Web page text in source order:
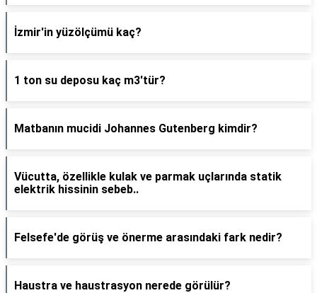
İzmir'in yüzölçümü kaç?
1 ton su deposu kaç m3'tür?
Matbanın mucidi Johannes Gutenberg kimdir?
Vücutta, özellikle kulak ve parmak uçlarında statik
elektrik hissinin sebeb..
Felsefe'de görüş ve önerme arasındaki fark nedir?
Haustra ve haustrasyon nerede görülür?